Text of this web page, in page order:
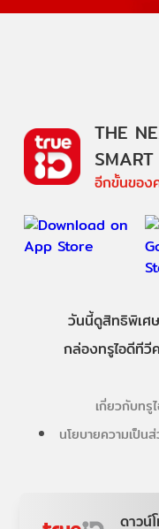
ดาวน์
THE
อีกขั้นของ
วันนี้ดูสิทธิพิเศษ
กล่องทรูไอดีทีวี
เกี่ยวกับทรู
นโยบายความเป็น